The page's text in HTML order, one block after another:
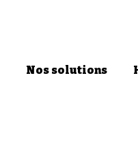
Nos solutions